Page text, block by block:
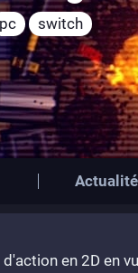
pc switch
en 2D en